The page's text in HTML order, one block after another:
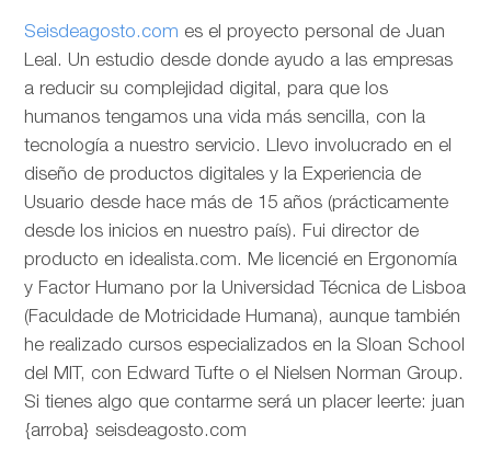
Seisdeagosto.com es el proyecto personal de Juan
Leal. Un estudio desde donde ayudo a las empresas
a reducir su complejidad digital, para que los
humanos tengamos una vida más sencilla, con la
tecnología a nuestro servicio. Llevo involucrado en el
diseño de productos digitales y la Experiencia de
Usuario desde hace más de 15 años (prácticamente
desde los inicios en nuestro país). Fui director de
producto en idealista.com. Me licencié en Ergonomía
y Factor Humano por la Universidad Técnica de Lisboa
(Faculdade de Motricidade Humana), aunque también
he realizado cursos especializados en la Sloan School
del MIT, con Edward Tufte o el Nielsen Norman Group.
Si tienes algo que contarme será un placer leerte: juan
{arroba} seisdeagosto.com